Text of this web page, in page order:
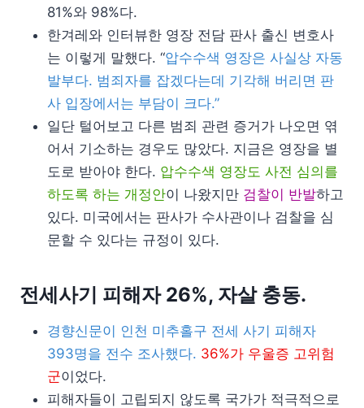
81%와 98%다.
한겨레와 인터뷰한 영장 전담 판사 출신 변호사
는 이렇게 말했다. “압수수색 영장은 사실상 자동
발부다. 범죄자를 잡겠다는데 기각해 버리면 판
사 입장에서는 부담이 크다.”
일단 털어보고 다른 범죄 관련 증거가 나오면 엮
어서 기소하는 경우도 많았다. 지금은 영장을 별
도로 받아야 한다. 압수수색 영장도 사전 심의를
하도록 하는 개정안이 나왔지만 검찰이 반발하고
있다. 미국에서는 판사가 수사관이나 검찰을 심
문할 수 있다는 규정이 있다.
전세사기 피해자 26%, 자살 충동.
경향신문이 인천 미추홀구 전세 사기 피해자
393명을 전수 조사했다. 36%가 우울증 고위험
군이었다.
피해자들이 고립되지 않도록 국가가 적극적으로